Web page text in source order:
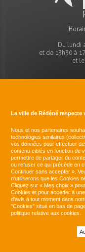
Du lundi
et de 13h30 à
et
Située au sud du
grande ville aux
Communauté de
Rédéné a su
habitants à
La ville de Rédéné respecte
Nous et nos partenaires
technologies similaires
vos données pour effectuer
contenu ciblés en fonction de
permettre de partager du
ou refuser ce qui précède en
Continuer sans accepter ».
n'utiliserons que les Cookies
Cliquez sur « Mes choix »
Cookies et pour accéder à
d'avis à tout moment dans
"Cookies" situé en bas de
politique relative aux cookies.